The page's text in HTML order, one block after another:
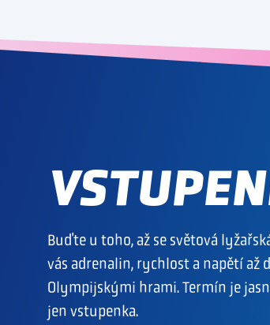
Buďte u toho, až se světová
vás adrenalin, rychlost a napětí až
Olympijskými hrami. Termín je
jen vstupenka.